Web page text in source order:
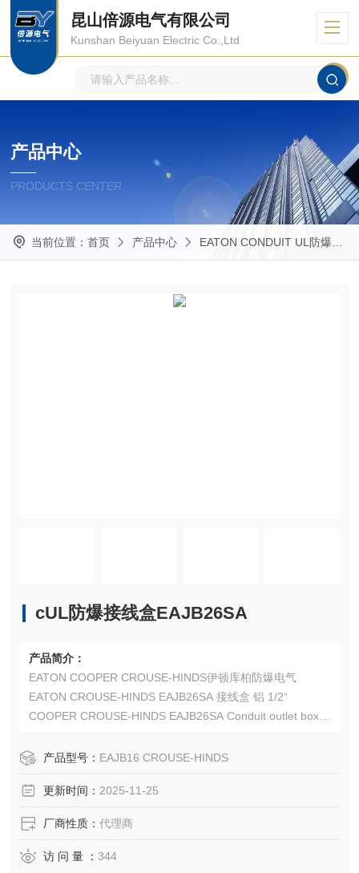
昆山倍源电气有限公司
Kunshan Beiyuan Electric Co.,Ltd
产品中心
PRODUCTS CENTER
当前位置： 首页 产品中心 EATON CONDUIT UL防爆管件
cUL防爆接线盒EAJB26SA
产品简介：
EATON COOPER CROUSE-HINDS伊顿库柏防爆电气
EATON CROUSE-HINDS EAJB26SA 接线盒 铝 1/2“
COOPER CROUSE-HINDS EAJB26SA Conduit outlet box
EATON CROUSE-HINDS总代理-Kunshan Beiyuan Electric
产品型号： EAJB16 CROUSE-HINDS
更新时间： 2025-11-25
厂商性质： 代理商
访 问 量 ： 344